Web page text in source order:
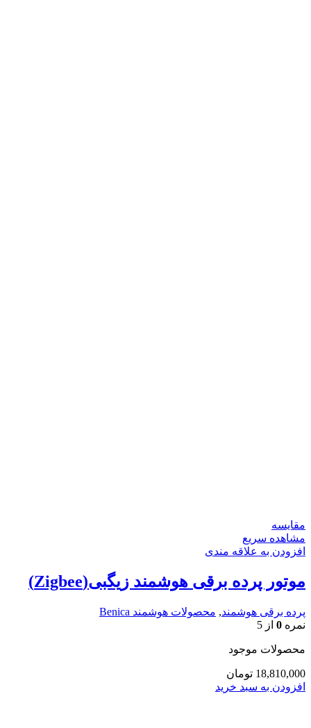
مقایسه
مشاهده سریع
افزودن به علاقه مندی
موتور پرده برقی هوشمند زیگبی(Zigbee)
پرده برقی هوشمند, محصولات هوشمند Benica
نمره 0 از 5
محصولات موجود
18,810,000 تومان
افزودن به سبد خرید